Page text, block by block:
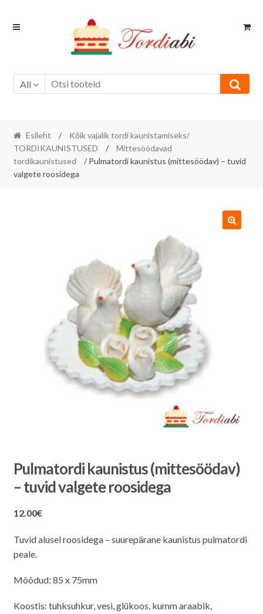
Skip
Skip
All
Esileht /
Kõik vajalik tordi kaunistamiseks/
TORDIKAUNISTUSED
/
Mittesöödavad
tordikaunistused
/ Pulmatordi kaunistus (mittesöödav) – tuvid
valgete roosidega
Pulmatordi kaunistus (mittesöödav)
– tuvid valgete roosidega
12.00€
Tuvid alusel roosidega – suurepärane kaunistus pulmatordi
peale.
Mõõdud: 85 x 75mm
Koostis: tuhksuhkur, vesi, glükoos, kumm araabik,